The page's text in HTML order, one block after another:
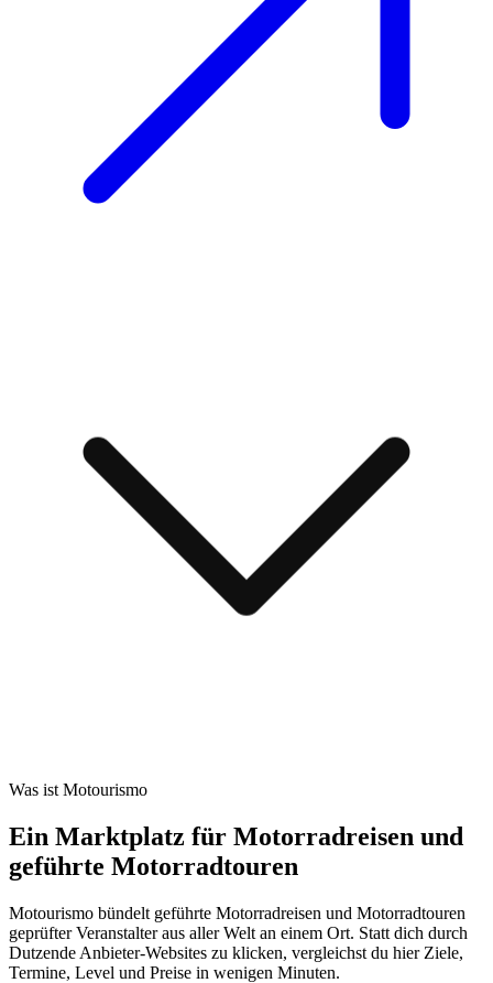
Was ist Motourismo
Ein Marktplatz für Motorradreisen und
geführte Motorradtouren
Motourismo bündelt geführte Motorradreisen und Motorradtouren
geprüfter Veranstalter aus aller Welt an einem Ort. Statt dich durch
Dutzende Anbieter-Websites zu klicken, vergleichst du hier Ziele,
Termine, Level und Preise in wenigen Minuten.